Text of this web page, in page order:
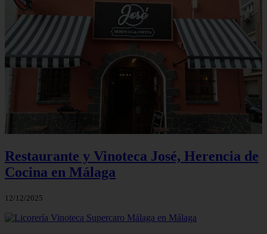
Restaurante y Vinoteca José, Herencia de
Cocina en Málaga
12/12/2025